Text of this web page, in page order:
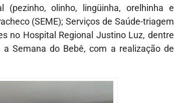
olinho, lingüinha, orelhinha e
(SEME); Serviços de Saúde-triagem
no Hospital Regional Justino Luz, dentre
Semana do Bebê, com a realização de